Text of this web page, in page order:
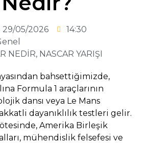
29/05/2026
14:30
NEDİR, NASCAR YARIŞI
bahsettiğimizde,
Formula 1 araçlarının
dansı veya Le Mans
dayanıklılık testleri gelir.
Amerika Birleşik
mühendislik felsefesi ve